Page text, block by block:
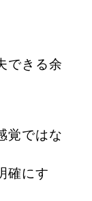
できる余
覚ではな
確にす